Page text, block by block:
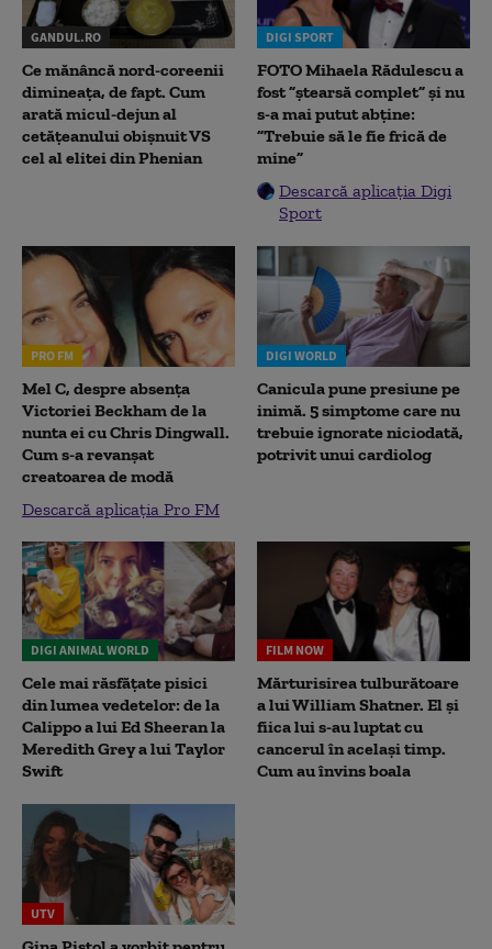
GANDUL.RO
Ce mănâncă nord-coreenii
dimineața, de fapt. Cum
arată micul-dejun al
cetățeanului obișnuit VS
cel al elitei din Phenian
DIGI SPORT
FOTO Mihaela Rădulescu a
fost ”ștearsă complet” și nu
s-a mai putut abține:
”Trebuie să le fie frică de
mine”
Descarcă aplicația Digi
Sport
PRO FM
Mel C, despre absența
Victoriei Beckham de la
nunta ei cu Chris Dingwall.
Cum s-a revanșat
creatoarea de modă
Descarcă aplicația Pro FM
DIGI WORLD
Canicula pune presiune pe
inimă. 5 simptome care nu
trebuie ignorate niciodată,
potrivit unui cardiolog
DIGI ANIMAL WORLD
Cele mai răsfățate pisici
din lumea vedetelor: de la
Calippo a lui Ed Sheeran la
Meredith Grey a lui Taylor
Swift
FILM NOW
Mărturisirea tulburătoare
a lui William Shatner. El și
fiica lui s-au luptat cu
cancerul în același timp.
Cum au învins boala
UTV